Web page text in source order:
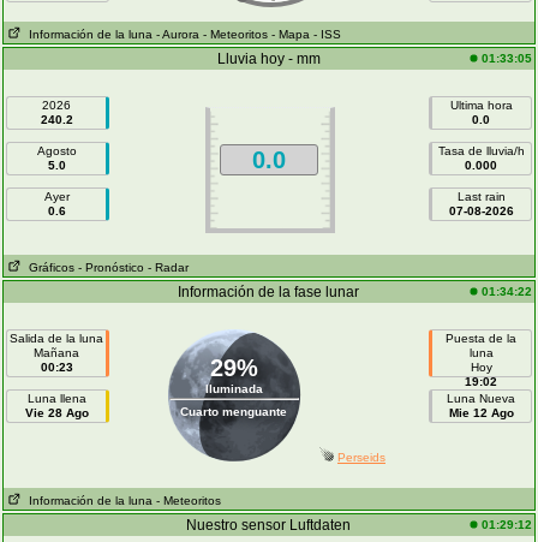
Información de la luna - Aurora - Meteoritos - Mapa - ISS
Lluvia hoy - mm 01:33:05
2026
240.2
Agosto
5.0
Ayer
0.6
0.0
Ultima hora
0.0
Tasa de lluvia/h
0.000
Last rain
07-08-2026
Gráficos - Pronóstico - Radar
Información de la fase lunar 01:34:22
Salida de la luna
Mañana
00:23
Luna llena
Vie 28 Ago
29%
Iluminada
Cuarto menguante
Puesta de la
luna
Hoy
19:02
Luna Nueva
Mie 12 Ago
Perseids
Información de la luna - Meteoritos
Nuestro sensor Luftdaten 01:29:12